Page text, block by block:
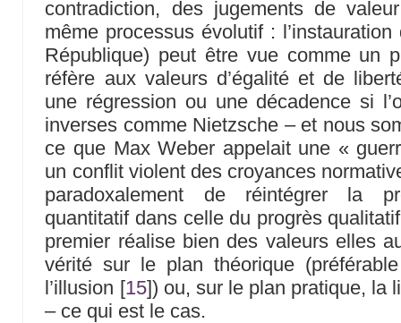
contradiction, des jugements de
même processus évolutif :
République) peut être vue comme un
réfère aux valeurs d’égalité et de
une régression ou une décadence si
inverses comme Nietzsche – et nous
ce que Max Weber appelait une «
un conflit violent des croyances
paradoxalement de réintégrer la
quantitatif dans celle du progrès
premier réalise bien des valeurs elles
vérité sur le plan théorique
l’illusion [15]) ou, sur le plan pratique, la
– ce qui est le cas.